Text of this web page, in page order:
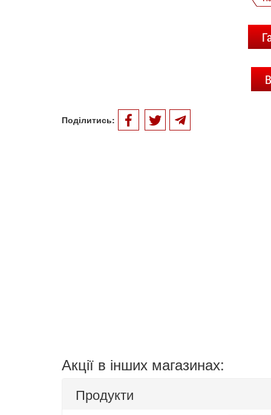
Поділитись:
Акції в інших магазинах:
Продукти